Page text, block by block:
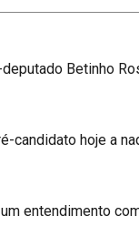
Betinho
hoje a
entendimento